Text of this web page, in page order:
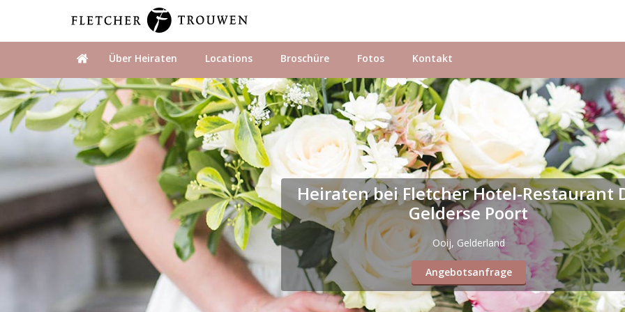
Über Heiraten Locations Broschüre Fotos Kontakt
Heiraten bei Fletcher Hotel-Restaurant
Gelderse Poort
Ooij, Gelderland
Angebotsanfrage